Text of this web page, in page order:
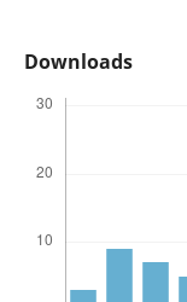
Downloads